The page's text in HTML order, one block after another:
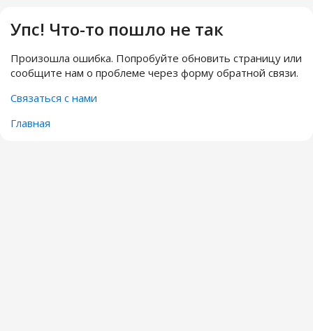
Упс! Что-то пошло не так
Произошла ошибка. Попробуйте обновить страницу или
сообщите нам о проблеме через форму обратной связи.
Связаться с нами
Главная